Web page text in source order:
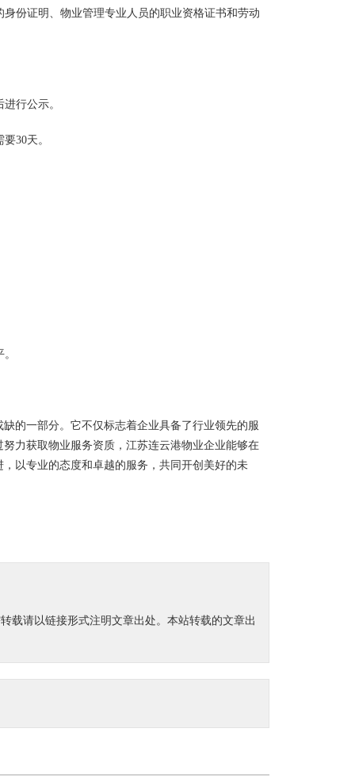
份证明、物业管理专业人员的职业资格证书和劳动
行公示。
30天。
的一部分。它不仅标志着企业具备了行业领先的服
力获取物业服务资质，江苏连云港物业企业能够在
以专业的态度和卓越的服务，共同开创美好的未
载请以链接形式注明文章出处。本站转载的文章出